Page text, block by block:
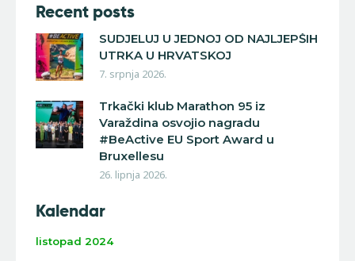
Recent posts
SUDJELUJ U JEDNOJ OD NAJLJEPŠIH
UTRKA U HRVATSKOJ
7. srpnja 2026.
Trkački klub Marathon 95 iz
Varaždina osvojio nagradu
#BeActive EU Sport Award u
Bruxellesu
26. lipnja 2026.
Kalendar
listopad 2024